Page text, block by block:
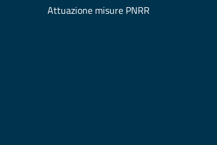
Attuazione misure PNRR